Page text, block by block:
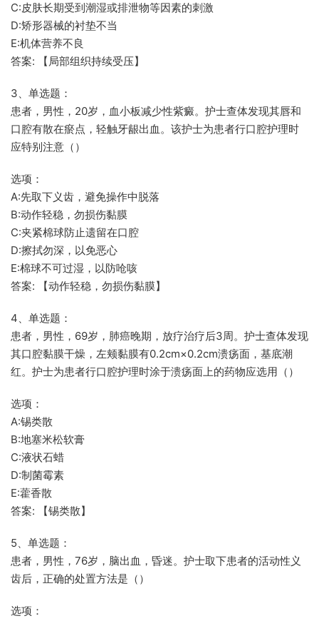
C:皮肤长期受到潮湿或排泄物等因素的刺激
D:矫形器械的衬垫不当
E:机体营养不良
答案: 【局部组织持续受压】
3、单选题：
患者，男性，20岁，血小板减少性紫癜。护士查体发现其唇和
口腔有散在瘀点，轻触牙龈出血。该护士为患者行口腔护理时
应特别注意（）
选项：
A:先取下义齿，避免操作中脱落
B:动作轻稳，勿损伤黏膜
C:夹紧棉球防止遗留在口腔
D:擦拭勿深，以免恶心
E:棉球不可过湿，以防呛咳
答案: 【动作轻稳，勿损伤黏膜】
4、单选题：
患者，男性，69岁，肺癌晚期，放疗治疗后3周。护士查体发现
其口腔黏膜干燥，左颊黏膜有0.2cm×0.2cm溃疡面，基底潮
红。护士为患者行口腔护理时涂于溃疡面上的药物应选用（）
选项：
A:锡类散
B:地塞米松软膏
C:液状石蜡
D:制菌霉素
E:藿香散
答案: 【锡类散】
5、单选题：
患者，男性，76岁，脑出血，昏迷。护士取下患者的活动性义
齿后，正确的处置方法是（）
选项：